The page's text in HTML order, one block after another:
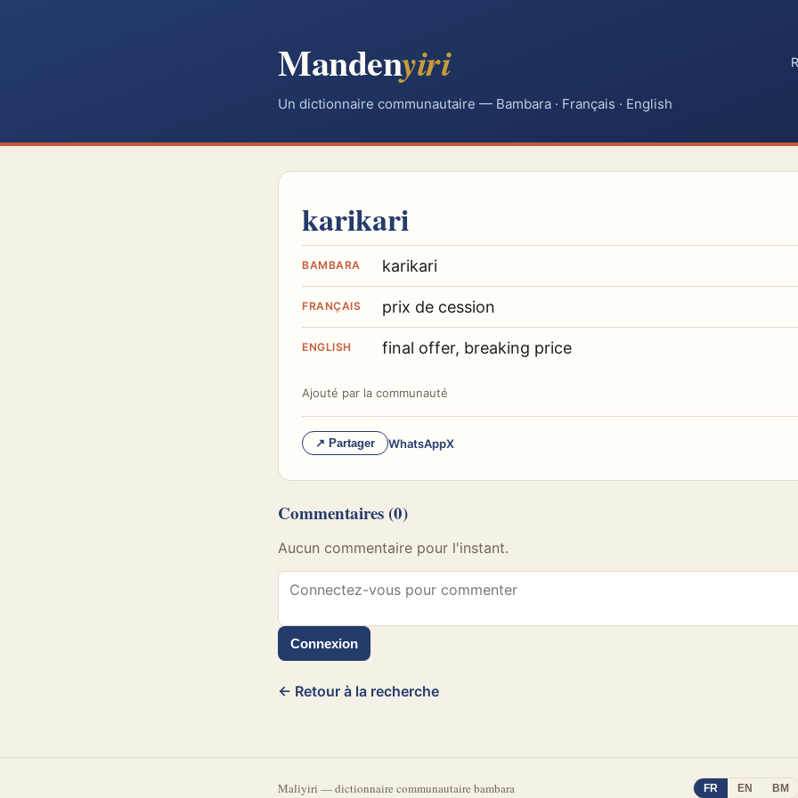
Mandenyiri
Un dictionnaire communautaire — Bambara · Français · English
karikari
BAMBARA karikari
FRANÇAIS prix de cession
ENGLISH final offer, breaking price
Ajouté par la communauté
↗ Partager WhatsAppX
Commentaires (0)
Aucun commentaire pour l'instant.
Connexion
← Retour à la recherche
Maliyiri —dictionnaire communautaire bambara FR EN BM